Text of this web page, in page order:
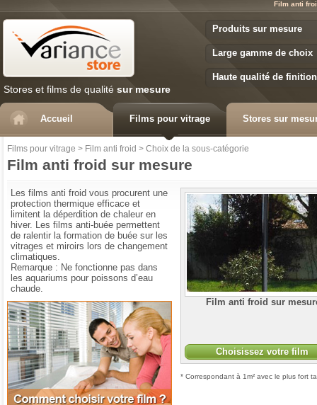
Film anti
Stores et films de qualité sur mesure
Produits sur mesure
Large gamme de choix
Haute qualité de finition
Accueil Films pour vitrage Stores sur
Films pour vitrage > Film anti froid > Choix de la sous-catégorie
Film anti froid sur mesure
Les films anti froid vous procurent une
protection thermique efficace et
limitent la déperdition de chaleur en
hiver. Les films anti-buée permettent
de ralentir la formation de buée sur les
vitrages et miroirs lors de changement
climatiques.
Remarque : Ne fonctionne pas dans
les aquariums pour poissons d’eau
chaude.
Comment choisir votre film
Film anti froid sur
Choisissez votre film
* Correspondant à 1m² avec le plus fort